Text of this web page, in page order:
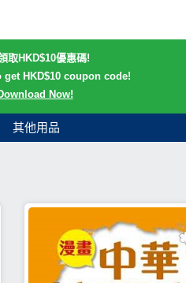
取HKD$10優惠碼!
HKD$10 coupon code!
Now!
其他用品